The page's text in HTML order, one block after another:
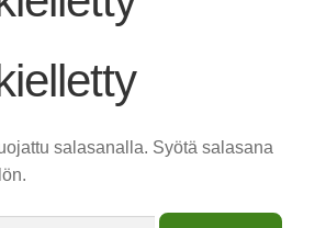
salasanalla. Syötä salasana